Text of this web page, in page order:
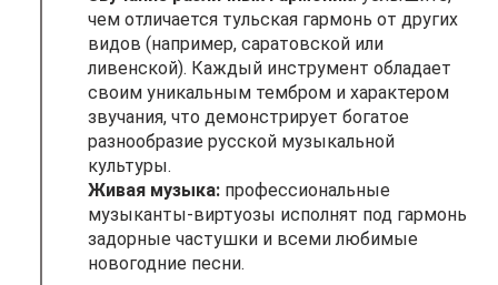
чем отличается тульская гармонь от других
видов (например, саратовской или
ливенской). Каждый инструмент обладает
своим уникальным тембром и характером
звучания, что демонстрирует богатое
разнообразие русской музыкальной
культуры.
Живая музыка: профессиональные
музыканты-виртуозы исполнят под гармонь
задорные частушки и всеми любимые
новогодние песни.